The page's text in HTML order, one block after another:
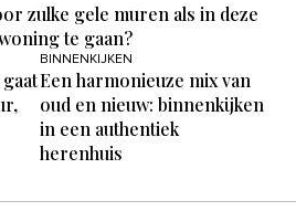
zulke gele muren als in deze
te gaan?
BINNENKIJKEN
Een harmonieuze mix van
oud en nieuw: binnenkijken
in een authentiek
herenhuis